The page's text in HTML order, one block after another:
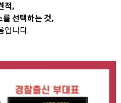
적,
를 선택하는 것,
입니다.